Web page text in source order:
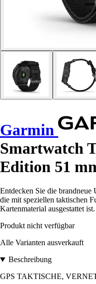
Garmin
Smartwatch
Edition 51
Entdecken Sie die
die mit speziellen taktischen
Kartenmaterial ausgestattet ist.
Produkt nicht verfügbar
Alle Varianten ausverkauft
Beschreibung
GPS TAKTISCHE,